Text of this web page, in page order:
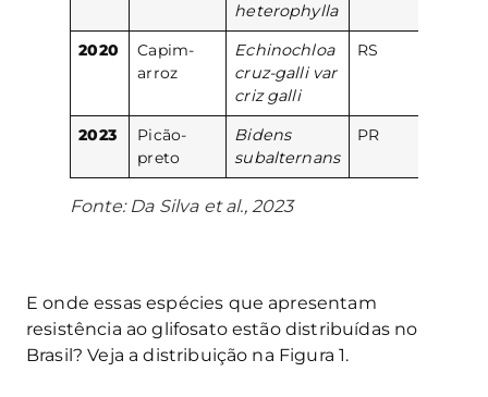
heterophylla
2020
Capim-
arroz
Echinochloa
cruz-galli var
criz galli
RS
2023
Picão-
preto
Bidens
subalternans
PR
Fonte: Da Silva et al., 2023
E onde essas espécies que apresentam
resistência ao glifosato estão distribuídas no
Brasil? Veja a distribuição na Figura 1.